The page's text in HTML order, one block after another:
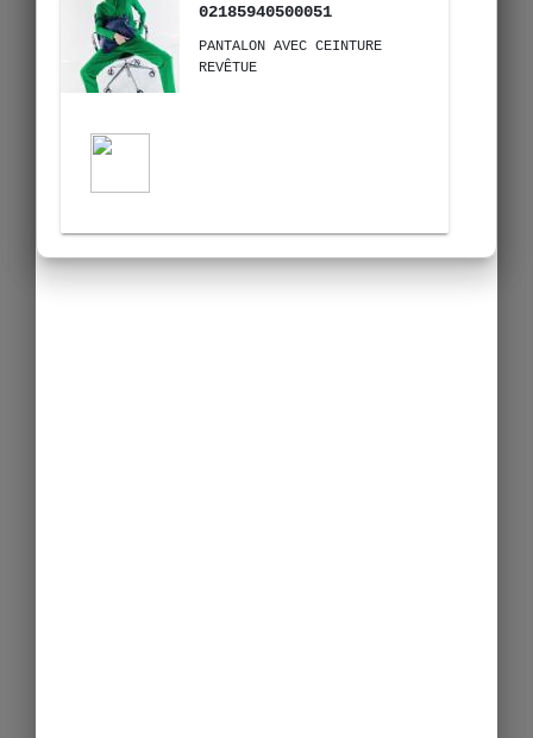
02185940500051
PANTALON AVEC CEINTURE
REVÊTUE